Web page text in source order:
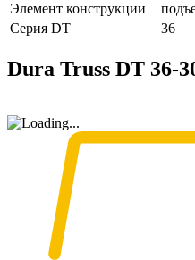
Элемент конструкции
Серия DT
36
Dura Truss DT 36-